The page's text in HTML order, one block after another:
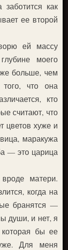
как
ее второй
ей массу
моего
больше, чем
что она
кто
считают, что
цветов хуже и
маракужа
— это царица
матери.
когда на
бранятся —
души, и нет, я
которая бы ее
Для меня